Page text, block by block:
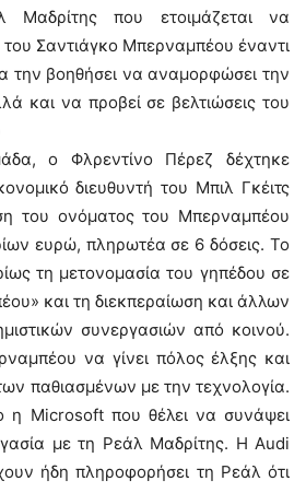
που ετοιμάζεται να
Σαντιάγκο Μπερναμπέου έναντι
την βοηθήσει να αναμορφώσει την
και να προβεί σε βελτιώσεις του
ο Φλρεντίνο Πέρεζ δέχτηκε
διευθυντή του Μπιλ Γκέιτς
του ονόματος του Μπερναμπέου
ευρώ, πληρωτέα σε 6 δόσεις. Το
τη μετονομασία του γηπέδου σε
και τη διεκπεραίωση και άλλων
συνεργασιών από κοινού.
να γίνει πόλος έλξης και
παθιασμένων με την τεχνολογία.
η Microsoft που θέλει να συνάψει
με τη Ρεάλ Μαδρίτης. Η Audi
ήδη πληροφορήσει τη Ρεάλ ότι